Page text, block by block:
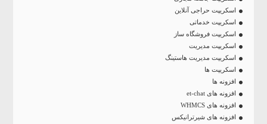
اسکریپت حراجی آنلاین
اسکریپت خدماتی
اسکریپت فروشگاه ساز
اسکریپت مدیریت
اسکریپت مدیریت هاستینگ
اسکریپت ها
افزونه ها
افزونه های et-chat
افزونه های WHMCS
افزونه های شیرترانیکس